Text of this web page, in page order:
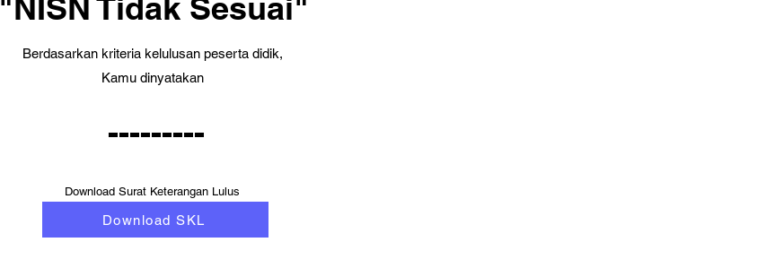
Berdasarkan kriteria kelulusan peserta didik,
Kamu dinyatakan
---------
Download Surat Keterangan Lulus
Download SKL